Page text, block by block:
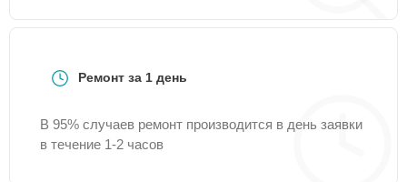
Ремонт за 1 день
В 95% случаев ремонт производится в день заявки
в течение 1-2 часов